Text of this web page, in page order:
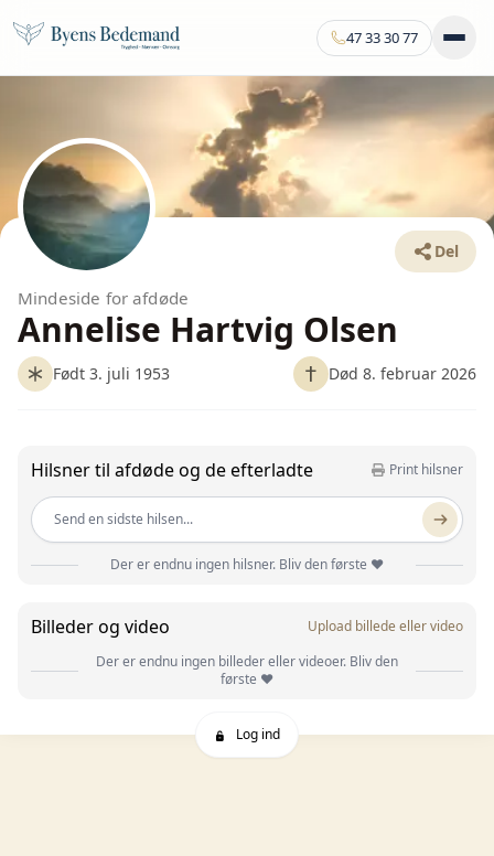
47 33 30 77
Del
Mindeside for afdøde
Annelise Hartvig Olsen
Født 3. juli 1953 Død 8. februar 2026
Hilsner til afdøde og de efterladte Print hilsner
Send en sidste hilsen...
Der er endnu ingen hilsner. Bliv den første ❤️
Billeder og video
Upload billede eller video
Der er endnu ingen billeder eller videoer. Bliv den
første ❤️
Log ind